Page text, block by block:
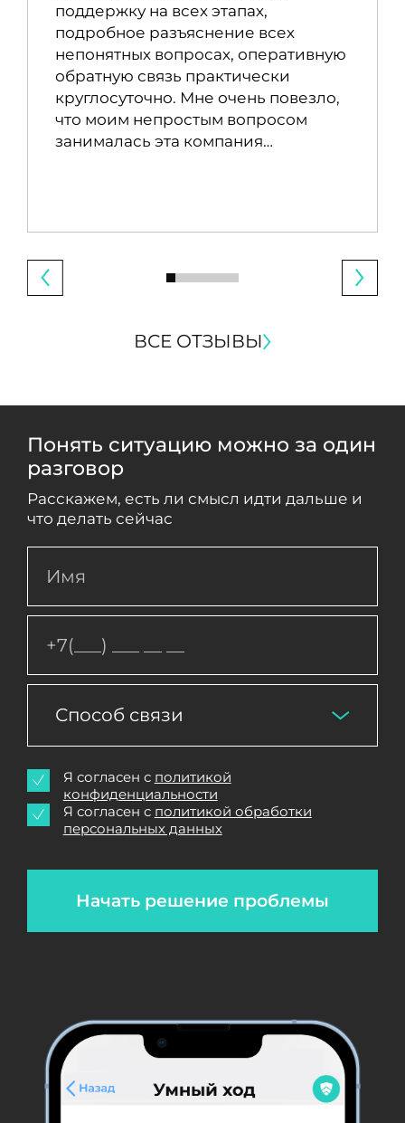
поддержку на всех этапах,
подробное разъяснение всех
непонятных вопросах, оперативную
обратную связь практически
круглосуточно. Мне очень повезло,
что моим непростым вопросом
занималась эта компания…
ВСЕ ОТЗЫВЫ
Понять ситуацию можно за один
разговор
Расскажем, есть ли смысл идти дальше и
что делать сейчас
Способ связи
Начать решение проблемы
Я согласен с политикой
конфиденциальности
Я согласен с политикой обработки
персональных данных